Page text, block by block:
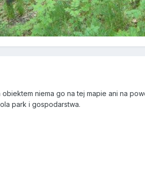
niema go na tej mapie ani na
park i gospodarstwa.